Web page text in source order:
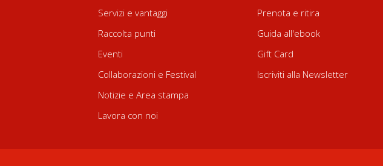
Servizi e vantaggi
Raccolta punti
Eventi
Collaborazioni e Festival
Notizie e Area stampa
Lavora con noi
Prenota e ritira
Guida all'ebook
Gift Card
Iscriviti alla Newsletter